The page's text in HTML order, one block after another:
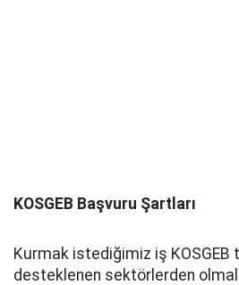
KOSGEB Başvuru Şartları
Kurmak istediğimiz iş KOSGEB
desteklenen sektörlerden